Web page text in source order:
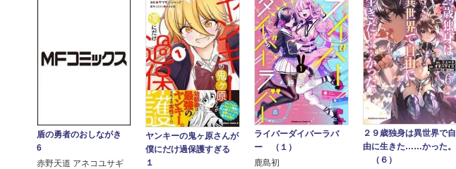
盾の勇者のおしながき
6
赤野天道 アネコユサギ
ヤンキーの鬼ヶ原さんが
僕にだけ過保護すぎる
１
ライバーダイバーラバ
ー （１）
鹿島初
２９歳独身は異世界で自
由に生きた……かった。
（６）